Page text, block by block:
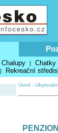
Chalupy | Chatky
| Rekreační
Úvod -